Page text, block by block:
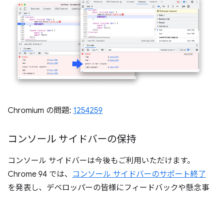
Chromium の問題: 1254259
コンソール サイドバーの保持
コンソール サイドバーは今後もご利用いただけます。
Chrome 94 では、 コンソール サイドバーのサポート終了
を発表し、デベロッパーの皆様にフィードバックや懸念事